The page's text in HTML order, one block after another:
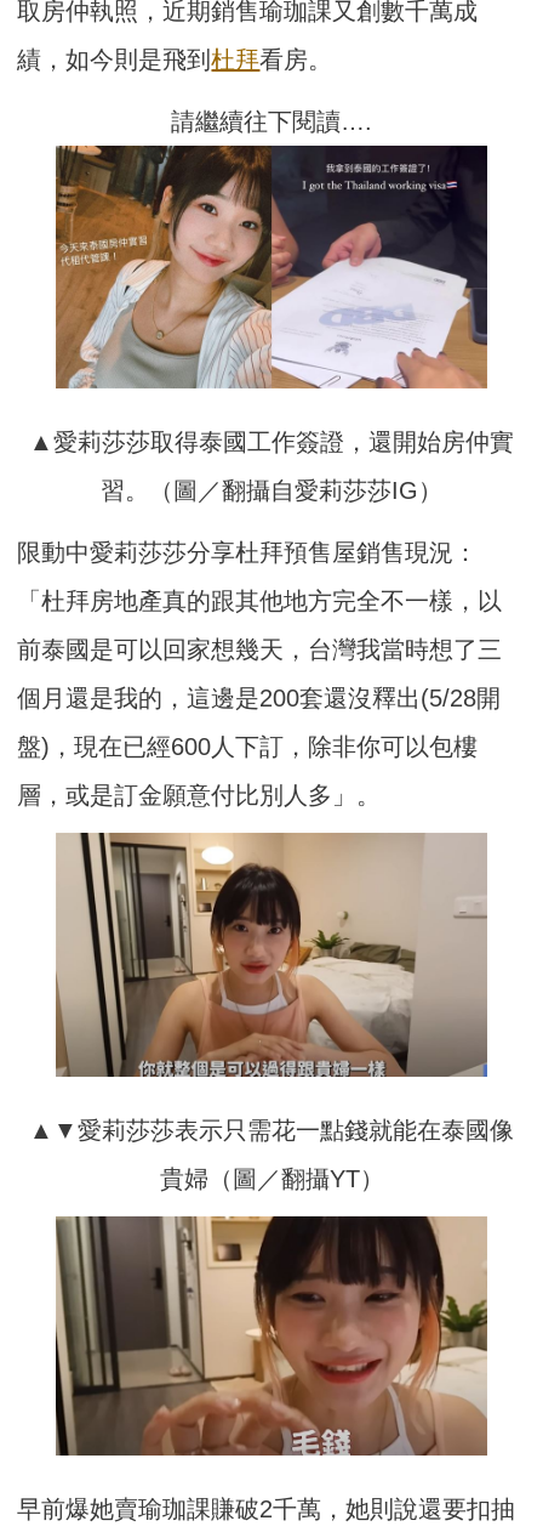
取房仲執照，近期銷售瑜珈課又創數千萬成
績，如今則是飛到杜拜看房。
請繼續往下閱讀….
▲愛莉莎莎取得泰國工作簽證，還開始房仲實
習。（圖／翻攝自愛莉莎莎IG）
限動中愛莉莎莎分享杜拜預售屋銷售現況：
「杜拜房地產真的跟其他地方完全不一樣，以
前泰國是可以回家想幾天，台灣我當時想了三
個月還是我的，這邊是200套還沒釋出(5/28開
盤)，現在已經600人下訂，除非你可以包樓
層，或是訂金願意付比別人多」。
▲▼愛莉莎莎表示只需花一點錢就能在泰國像
貴婦（圖／翻攝YT）
早前爆她賣瑜珈課賺破2千萬，她則說還要扣抽